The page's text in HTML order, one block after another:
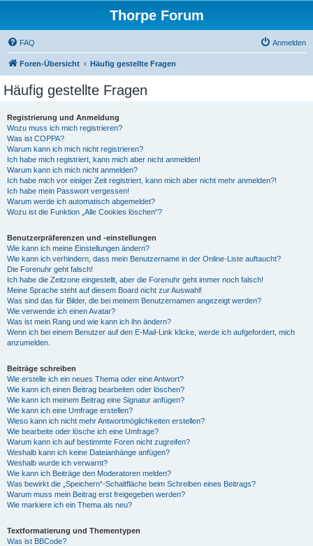
Thorpe Forum
FAQ Anmelden
Foren-Übersicht Häufig gestellte Fragen
Häufig gestellte Fragen
Registrierung und Anmeldung
Wozu muss ich mich registrieren?
Was ist COPPA?
Warum kann ich mich nicht registrieren?
Ich habe mich registriert, kann mich aber nicht anmelden!
Warum kann ich mich nicht anmelden?
Ich habe mich vor einiger Zeit registriert, kann mich aber nicht mehr anmelden?!
Ich habe mein Passwort vergessen!
Warum werde ich automatisch abgemeldet?
Wozu ist die Funktion „Alle Cookies löschen“?
Benutzerpräferenzen und -einstellungen
Wie kann ich meine Einstellungen ändern?
Wie kann ich verhindern, dass mein Benutzername in der Online-Liste auftaucht?
Die Forenuhr geht falsch!
Ich habe die Zeitzone eingestellt, aber die Forenuhr geht immer noch falsch!
Meine Sprache steht auf diesem Board nicht zur Auswahl!
Was sind das für Bilder, die bei meinem Benutzernamen angezeigt werden?
Wie verwende ich einen Avatar?
Was ist mein Rang und wie kann ich ihn ändern?
Wenn ich bei einem Benutzer auf den E-Mail-Link klicke, werde ich aufgefordert, mich
anzumelden.
Beiträge schreiben
Wie erstelle ich ein neues Thema oder eine Antwort?
Wie kann ich einen Beitrag bearbeiten oder löschen?
Wie kann ich meinem Beitrag eine Signatur anfügen?
Wie kann ich eine Umfrage erstellen?
Wieso kann ich nicht mehr Antwortmöglichkeiten erstellen?
Wie bearbeite oder lösche ich eine Umfrage?
Warum kann ich auf bestimmte Foren nicht zugreifen?
Weshalb kann ich keine Dateianhänge anfügen?
Weshalb wurde ich verwarnt?
Wie kann ich Beiträge den Moderatoren melden?
Was bewirkt die „Speichern“-Schaltfläche beim Schreiben eines Beitrags?
Warum muss mein Beitrag erst freigegeben werden?
Wie markiere ich ein Thema als neu?
Textformatierung und Thementypen
Was ist BBCode?